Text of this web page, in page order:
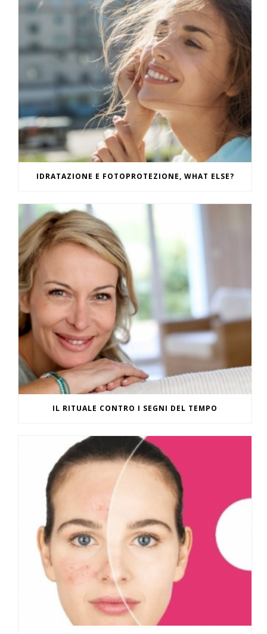
IDRATAZIONE E FOTOPROTEZIONE, WHAT ELSE?
IL RITUALE CONTRO I SEGNI DEL TEMPO